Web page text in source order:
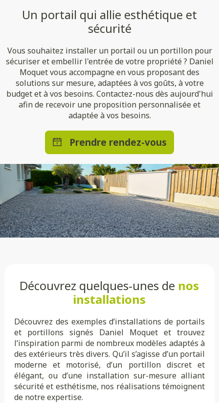
Un portail qui allie esthétique et
sécurité
Vous souhaitez installer un portail ou un portillon pour
sécuriser et embellir l'entrée de votre propriété ? Daniel
Moquet vous accompagne en vous proposant des
solutions sur mesure, adaptées à vos goûts, à votre
budget et à vos besoins. Contactez-nous dès aujourd'hui
afin de recevoir une proposition personnalisée et
adaptée à vos besoins.
Prendre rendez-vous
Découvrez quelques-unes de nos
installations
Découvrez des exemples d’installations de portails
et portillons signés Daniel Moquet et trouvez
l’inspiration parmi de nombreux modèles adaptés à
des extérieurs très divers. Qu’il s’agisse d’un portail
moderne et motorisé, d’un portillon discret et
élégant, ou d’une installation sur-mesure alliant
sécurité et esthétisme, nos réalisations témoignent
de notre expertise.